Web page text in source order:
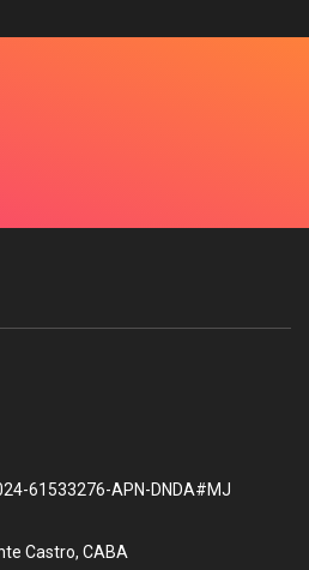
61533276-APN-DNDA#MJ
Castro, CABA